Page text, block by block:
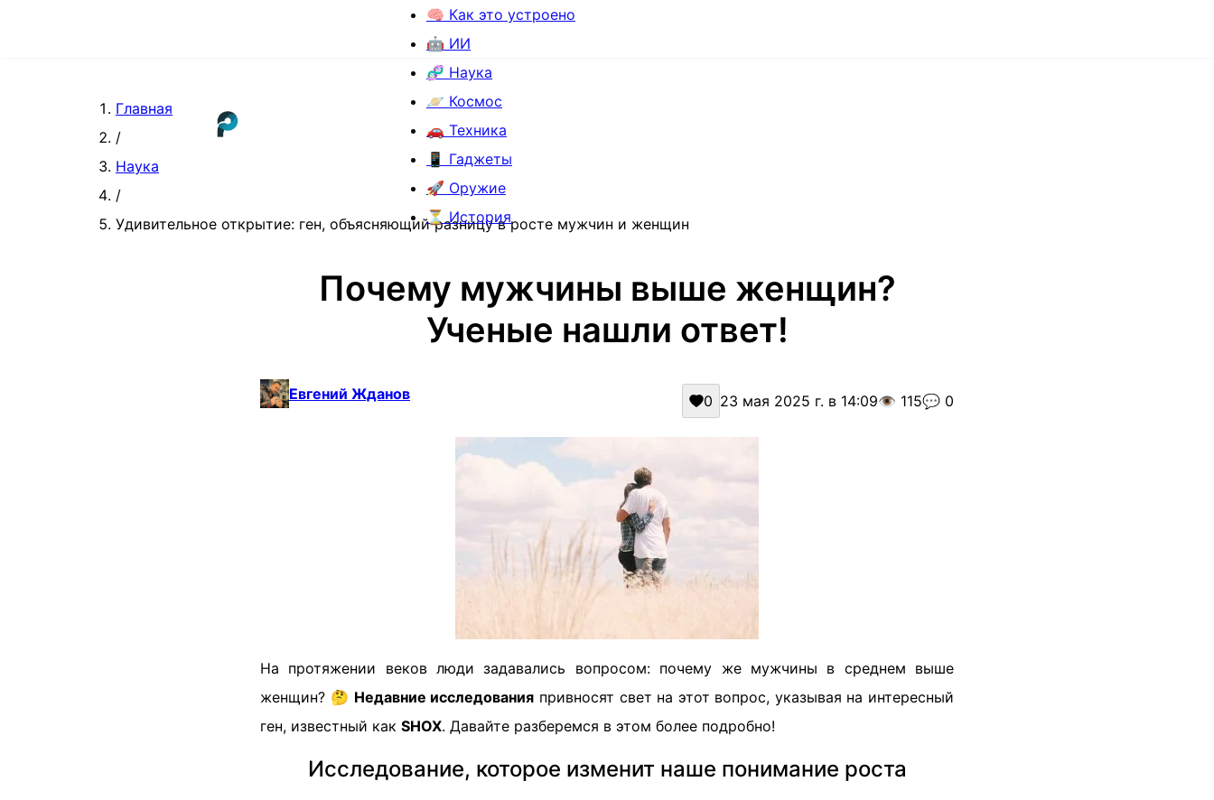
🧠 Как это устроено
🤖 ИИ
🧬 Наука
🪐 Космос
🚗 Техника
📱 Гаджеты
🚀 Оружие
⏳ История
Главная
/
Наука
/
Удивительное открытие: ген, объясняющий разницу в росте мужчин и женщин
Почему мужчины выше женщин?
Ученые нашли ответ!
Евгений Жданов 0 23 мая 2025 г. в 14:09👁️ 115💬 0
На протяжении веков люди задавались вопросом: почему же мужчины в среднем выше
женщин? 🤔 Недавние исследования привносят свет на этот вопрос, указывая на интересный
ген, известный как SHOX. Давайте разберемся в этом более подробно!
Исследование, которое изменит наше понимание роста